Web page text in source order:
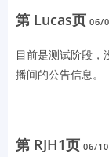
第 Lucas页 06/
目前是测试阶段，
播间的公告信息。
第 RJH1页 06/